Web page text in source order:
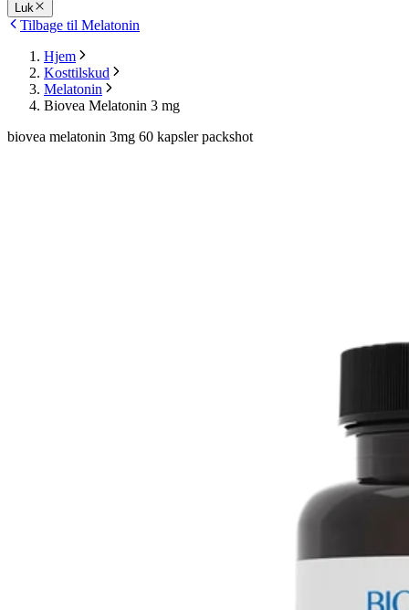
Luk
Tilbage til Melatonin
Hjem
Kosttilskud
Melatonin
Biovea Melatonin 3 mg
biovea melatonin 3mg 60 kapsler packshot